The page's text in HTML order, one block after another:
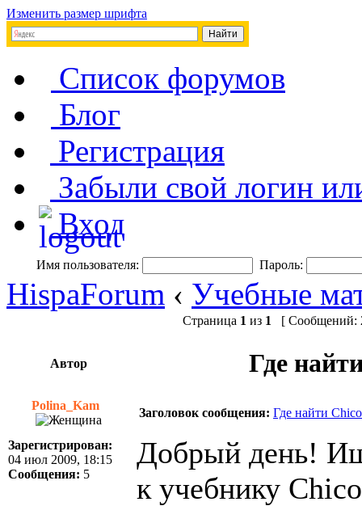
Изменить размер шрифта
Список форумов
Блог
Регистрация
Забыли свой логин
Вход
Имя пользователя: Пароль:
HispaForum ‹ Учебные
Страница 1 из 1 [ Сообщений:
Автор Где
Polina_Kam
Заголовок сообщения: Где найти
Зарегистрирован:
04 июл 2009, 18:15
Сообщения: 5
Добрый день!
к учебнику